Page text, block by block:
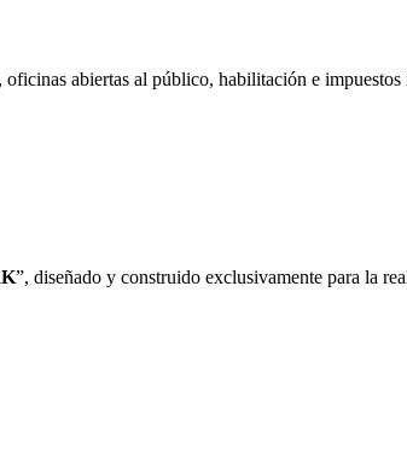
abiertas al público, habilitación e impuestos
”, diseñado y construido exclusivamente para la